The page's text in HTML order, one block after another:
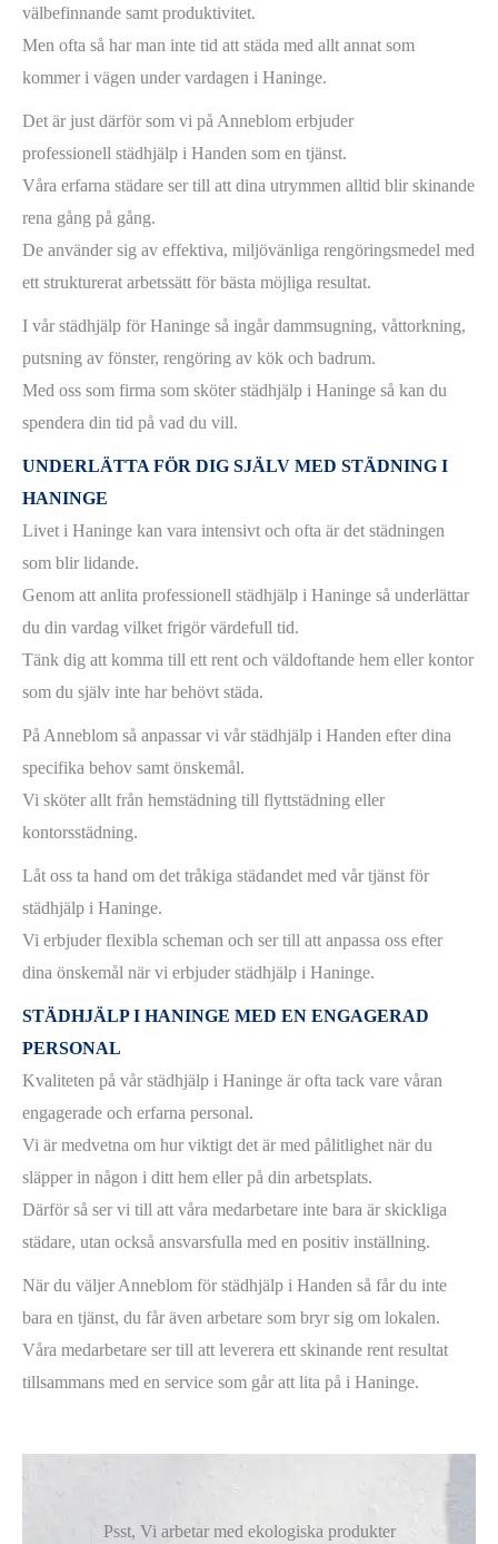
välbefinnande samt produktivitet.
Men ofta så har man inte tid att städa med allt annat som
kommer i vägen under vardagen i Haninge.
Det är just därför som vi på Anneblom erbjuder
professionell städhjälp i Handen som en tjänst.
Våra erfarna städare ser till att dina utrymmen alltid blir skinande
rena gång på gång.
De använder sig av effektiva, miljövänliga rengöringsmedel med
ett strukturerat arbetssätt för bästa möjliga resultat.
I vår städhjälp för Haninge så ingår dammsugning, våttorkning,
putsning av fönster, rengöring av kök och badrum.
Med oss som firma som sköter städhjälp i Haninge så kan du
spendera din tid på vad du vill.
UNDERLÄTTA FÖR DIG SJÄLV MED STÄDNING I
HANINGE
Livet i Haninge kan vara intensivt och ofta är det städningen
som blir lidande.
Genom att anlita professionell städhjälp i Haninge så underlättar
du din vardag vilket frigör värdefull tid.
Tänk dig att komma till ett rent och väldoftande hem eller kontor
som du själv inte har behövt städa.
På Anneblom så anpassar vi vår städhjälp i Handen efter dina
specifika behov samt önskemål.
Vi sköter allt från hemstädning till flyttstädning eller
kontorsstädning.
Låt oss ta hand om det tråkiga städandet med vår tjänst för
städhjälp i Haninge.
Vi erbjuder flexibla scheman och ser till att anpassa oss efter
dina önskemål när vi erbjuder städhjälp i Haninge.
STÄDHJÄLP I HANINGE MED EN ENGAGERAD
PERSONAL
Kvaliteten på vår städhjälp i Haninge är ofta tack vare våran
engagerade och erfarna personal.
Vi är medvetna om hur viktigt det är med pålitlighet när du
släpper in någon i ditt hem eller på din arbetsplats.
Därför så ser vi till att våra medarbetare inte bara är skickliga
städare, utan också ansvarsfulla med en positiv inställning.
När du väljer Anneblom för städhjälp i Handen så får du inte
bara en tjänst, du får även arbetare som bryr sig om lokalen.
Våra medarbetare ser till att leverera ett skinande rent resultat
tillsammans med en service som går att lita på i Haninge.
Psst, Vi arbetar med ekologiska produkter